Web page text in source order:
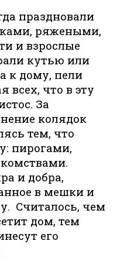
праздновали
ряжеными,
и взрослые
кутью или
к дому, пели
всех, что в эту
За
колядок
тем, что
пирогами,
и добра,
в мешки и
Считалось, чем
дом, тем
его